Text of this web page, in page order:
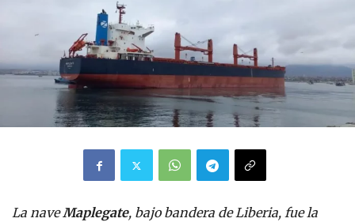
La naveMaplegate, bajo bandera de Liberia, fue la